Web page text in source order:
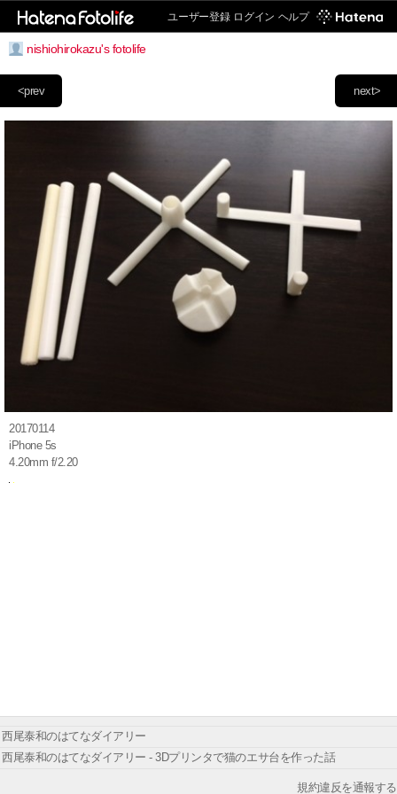
ユーザー登録 ログイン ヘルプ
nishiohirokazu's fotolife
next>
<prev
20170114
iPhone 5s
4.20mm f/2.20
西尾泰和のはてなダイアリー
西尾泰和のはてなダイアリー - 3Dプリンタで猫のエサ台を作った話
規約違反を通報する